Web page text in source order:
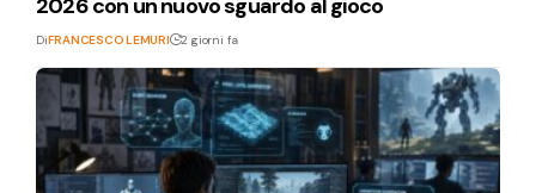
2026 con un nuovo sguardo al gioco
DiFRANCESCO LEMURI 2 giorni fa